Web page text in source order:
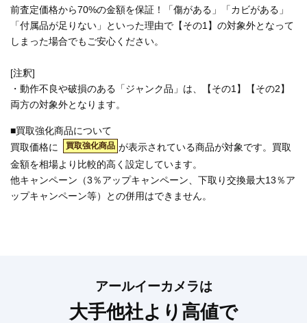
前査定価格から70%の金額を保証！「傷がある」「カビがある」
「付属品が足りない」といった理由で【その1】の対象外となって
しまった場合でもご安心ください。
[注釈]
・動作不良や破損のある「ジャンク品」は、【その1】【その2】
両方の対象外となります。
■買取強化商品について
買取価格に
買取強化商品 が表示されている商品が対象です。買取
金額を相場より比較的高く設定しています。
他キャンペーン（3％アップキャンペーン、下取り交換最大13％ア
ップキャンペーン等）との併用はできません。
アールイーカメラは
大手他社より高値で